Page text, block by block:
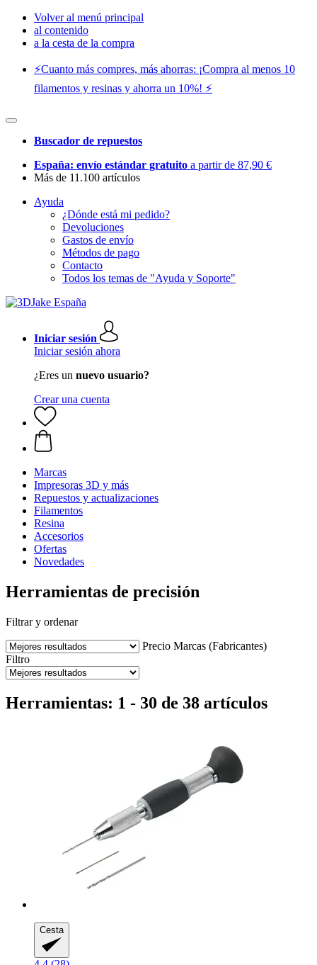
Volver al menú principal
al contenido
a la cesta de la compra
⚡️Cuanto más compres, más ahorras: ¡Compra al menos 10
filamentos y resinas y ahorra un 10%! ⚡️
Buscador de repuestos
España: envío estándar gratuito a partir de 87,90 €
Más de 11.100 artículos
Ayuda
¿Dónde está mi pedido?
Devoluciones
Gastos de envío
Métodos de pago
Contacto
Todos los temas de "Ayuda y Soporte"
Iniciar sesión
Iniciar sesión ahora
¿Eres un nuevo usuario?
Crear una cuenta
Marcas
Impresoras 3D y más
Repuestos y actualizaciones
Filamentos
Resina
Accesorios
Ofertas
Novedades
Herramientas de precisión
Filtrar y ordenar
Precio Marcas (Fabricantes)
Filtro
Herramientas: 1 - 30 de 38 artículos
Cesta